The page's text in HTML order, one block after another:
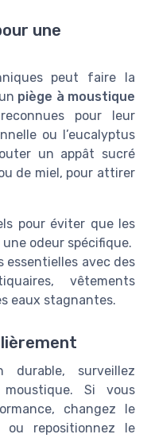
une
peut faire la
piège à moustique
pour leur
ou l’eucalyptus
un appât sucré
de miel, pour attirer
pour éviter que les
odeur spécifique.
essentielles avec des
vêtements
eaux stagnantes.
durable, surveillez
Si vous
changez le
ou repositionnez le